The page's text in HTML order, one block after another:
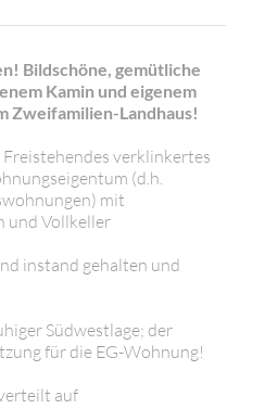
Bildschöne, gemütliche
Kamin und eigenem
Zweifamilien-Landhaus!
verklinkertes
(d.h.
mit
und Vollkeller
instand gehalten und
Südwestlage; der
für die EG-Wohnung!
auf